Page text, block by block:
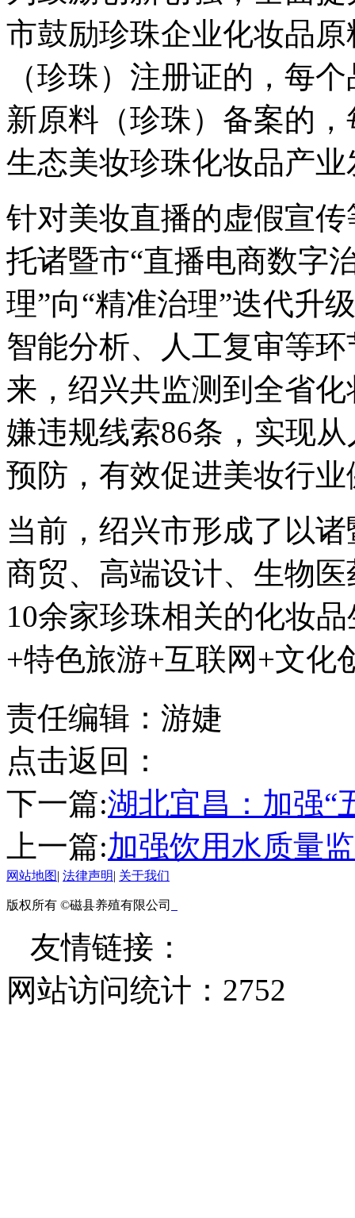
市鼓励珍珠企业化妆品
（珍珠）注册证的，每
新原料（珍珠）备案的
生态美妆珍珠化妆品产
针对美妆直播的虚假宣
托诸暨市“直播电商数字
理”向“精准治理”迭代升
智能分析、人工复审等
来，绍兴共监测到全省
嫌违规线索86条，实现
预防，有效促进美妆行
当前，绍兴市形成了以
商贸、高端设计、生物
10余家珍珠相关的化妆
+特色旅游+互联网+文化
责任编辑：游婕
点击返回：
下一篇:湖北宜昌：加强“
上一篇:加强饮用水质量
网站地图| 法律声明| 关于我们
版权所有 ©磁县养殖有限公司
友情链接：
网站访问统计： 2752